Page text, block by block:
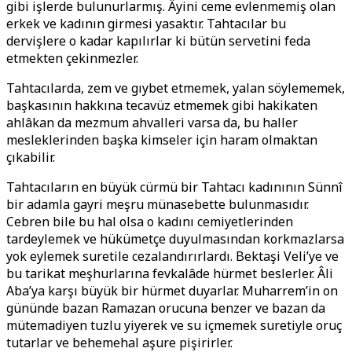
gibi işlerde bulunurlarmış. Âyini ceme evlenmemiş olan
erkek ve kadının girmesi yasaktır. Tahtacılar bu
dervişlere o kadar kapılırlar ki bütün servetini feda
etmekten çekinmezler.
Tahtacılarda, zem ve gıybet etmemek, yalan söylememek,
başkasının hakkına tecavüz etmemek gibi hakikaten
ahlâkan da mezmum ahvalleri varsa da, bu haller
mesleklerinden başka kimseler için haram olmaktan
çıkabilir.
Tahtacıların en büyük cürmü bir Tahtacı kadınının Sünnî
bir adamla gayri meşru münasebette bulunmasıdır.
Cebren bile bu hal olsa o kadını cemiyetlerinden
tardeylemek ve hükümetçe duyulmasından korkmazlarsa
yok eylemek suretile cezalandırırlardı. Bektaşi Veli’ye ve
bu tarikat meşhurlarına fevkalâde hürmet beslerler. Âli
Aba’ya karşı büyük bir hürmet duyarlar. Muharrem’in on
gününde bazan Ramazan orucuna benzer ve bazan da
mütemadiyen tuzlu yiyerek ve su içmemek suretiyle oruç
tutarlar ve behemehal aşure pişirirler.